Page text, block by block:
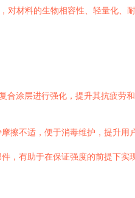
材料的生物相容性、轻量化、
涂层进行强化，提升其抗疲劳
擦不适，便于消毒维护，提升用
有助于在保证强度的前提下实